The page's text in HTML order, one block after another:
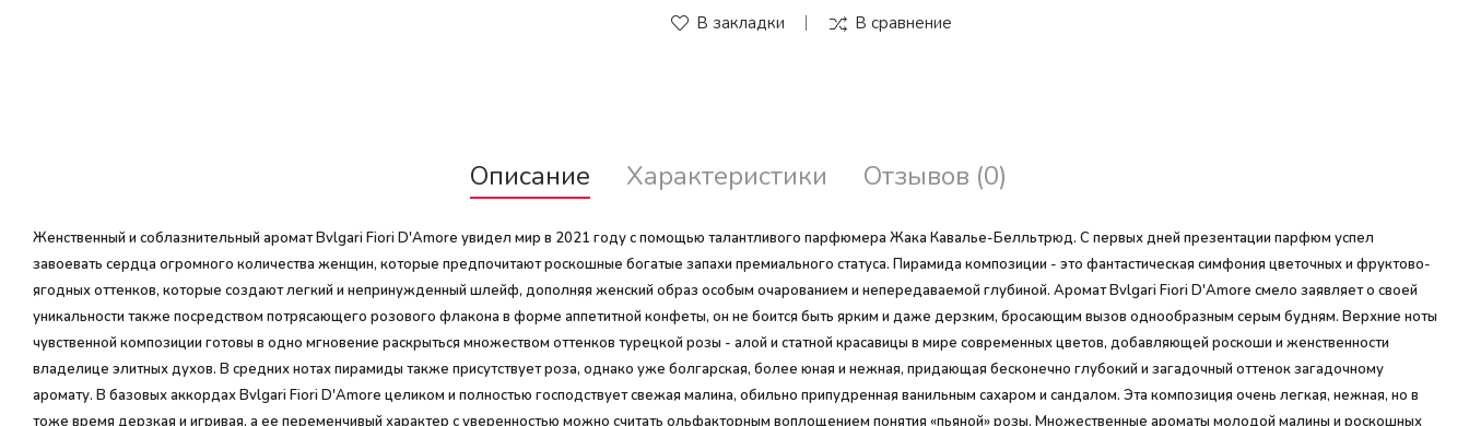
В закладки В сравнение
Описание Характеристики Отзывов (0)
Женственный и соблазнительный аромат Bvlgari Fiori D'Amore увидел мир в 2021 году с помощью талантливого парфюмера Жака Кавалье-Белльтрюд. С первых дней презентации парфюм успел
завоевать сердца огромного количества женщин, которые предпочитают роскошные богатые запахи премиального статуса. Пирамида композиции - это фантастическая симфония цветочных и фруктово-
ягодных оттенков, которые создают легкий и непринужденный шлейф, дополняя женский образ особым очарованием и непередаваемой глубиной. Аромат Bvlgari Fiori D'Amore смело заявляет о своей
уникальности также посредством потрясающего розового флакона в форме аппетитной конфеты, он не боится быть ярким и даже дерзким, бросающим вызов однообразным серым будням. Верхние ноты
чувственной композиции готовы в одно мгновение раскрыться множеством оттенков турецкой розы - алой и статной красавицы в мире современных цветов, добавляющей роскоши и женственности
владелице элитных духов. В средних нотах пирамиды также присутствует роза, однако уже болгарская, более юная и нежная, придающая бесконечно глубокий и загадочный оттенок загадочному
аромату. В базовых аккордах Bvlgari Fiori D'Amore целиком и полностью господствует свежая малина, обильно припудренная ванильным сахаром и сандалом. Эта композиция очень легкая, нежная, но в
тоже время дерзкая и игривая, а ее переменчивый характер с уверенностью можно считать ольфакторным воплощением понятия «пьяной» розы. Множественные ароматы молодой малины и роскошных